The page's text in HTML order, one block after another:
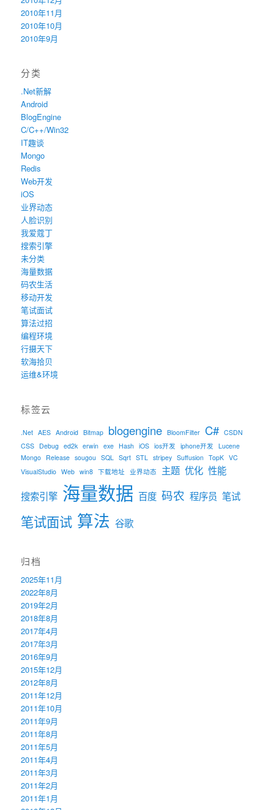
2010年11月
2010年10月
2010年9月
分类
.Net新解
Android
BlogEngine
C/C++/Win32
IT趣谈
Mongo
Redis
Web开发
iOS
业界动态
人脸识别
我爱蔻丁
搜索引擎
未分类
海量数据
码农生活
移动开发
笔试面试
算法过招
编程环境
行摄天下
软海拾贝
运维&环境
标签云
.Net AES Android Bitmap blogengine BloomFilter C# CSDN
CSS Debug ed2k erwin exe Hash iOS ios开发 iphone开发
Lucene
Mongo Release sougou SQL Sqrt STL stripey Suffusion TopK VC
VisualStudio Web win8 下载地址 业界动态 主题 优化 性能
搜索引擎 海量数据 百度 码农 程序员 笔试
笔试面试 算法 谷歌
归档
2025年11月
2022年8月
2019年2月
2018年8月
2017年4月
2017年3月
2016年9月
2015年12月
2012年8月
2011年12月
2011年10月
2011年9月
2011年8月
2011年5月
2011年4月
2011年3月
2011年2月
2011年1月